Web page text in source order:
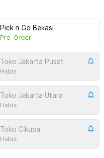
Pick n Go Bekasi
Pre-Order
Toko Jakarta Pusat
Habis
Toko Jakarta Utara
Habis
Toko Cikupa
Habis